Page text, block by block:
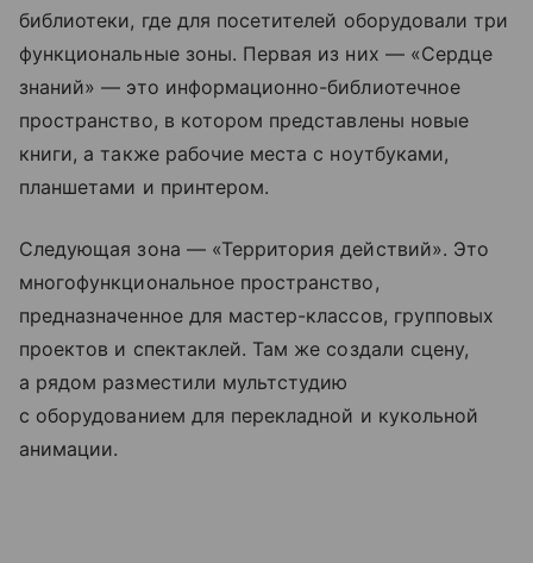
библиотеки, где для посетителей оборудовали три
функциональные зоны. Первая из них — «Сердце
знаний» — это информационно-библиотечное
пространство, в котором представлены новые
книги, а также рабочие места с ноутбуками,
планшетами и принтером.
Следующая зона — «Территория действий». Это
многофункциональное пространство,
предназначенное для мастер-классов, групповых
проектов и спектаклей. Там же создали сцену,
а рядом разместили мультстудию
с оборудованием для перекладной и кукольной
анимации.